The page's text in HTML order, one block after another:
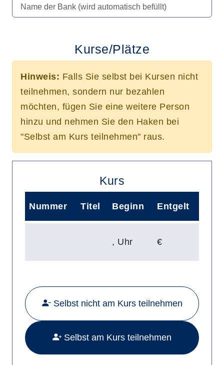
Kurse/Plätze
Hinweis: Falls Sie selbst bei Kursen nicht
teilnehmen, sondern nur bezahlen
möchten, fügen Sie eine weitere Person
hinzu und nehmen Sie den Haken bei
"Selbst am Kurs teilnehmen" raus.
Kurs
Nummer Titel Beginn Entgelt
Mehr Details zu folgendem Kurs
, Uhr €
Selbst nicht am Kurs teilnehmen
Selbst am Kurs teilnehmen